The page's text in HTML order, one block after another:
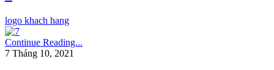
logo khach hang
Continue Reading...
7 Tháng 10, 2021